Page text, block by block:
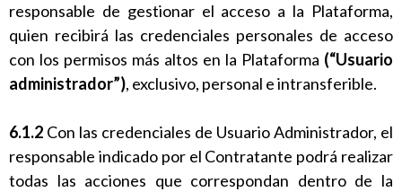
responsable de gestionar el acceso a la Plataforma,
quien recibirá las credenciales personales de acceso
con los permisos más altos en la Plataforma (“Usuario
administrador”), exclusivo, personal e intransferible.
6.1.2 Con las credenciales de Usuario Administrador, el
responsable indicado por el Contratante podrá realizar
todas las acciones que correspondan dentro de la